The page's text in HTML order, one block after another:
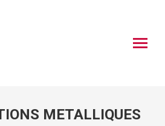
METALLIQUES